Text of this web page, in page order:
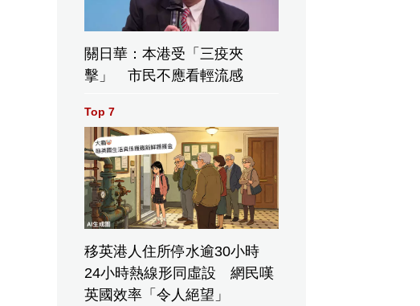
關日華：本港受「三疫夾
擊」 市民不應看輕流感
Top 7
移英港人住所停水逾30小時
24小時熱線形同虛設 網民嘆
英國效率「令人絕望」